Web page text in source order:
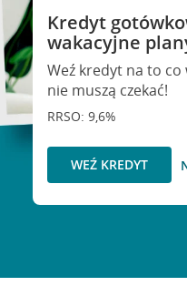
Kredyt
wakacyjne
Weź kredyt na to co
nie muszą czekać!
RRSO: 9,6%
WEŹ KREDYT